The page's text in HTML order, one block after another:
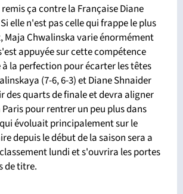
ça contre la Française Diane
elle n'est pas celle qui frappe le plus
Maja Chwalinska varie énormément
appuyée sur cette compétence
la perfection pour écarter les têtes
(7-6, 6-3) et Diane Shnaider
des quarts de finale et devra aligner
Paris pour rentrer un peu plus dans
évoluait principalement sur le
depuis le début de la saison sera a
lundi et s'ouvrira les portes
de titre.